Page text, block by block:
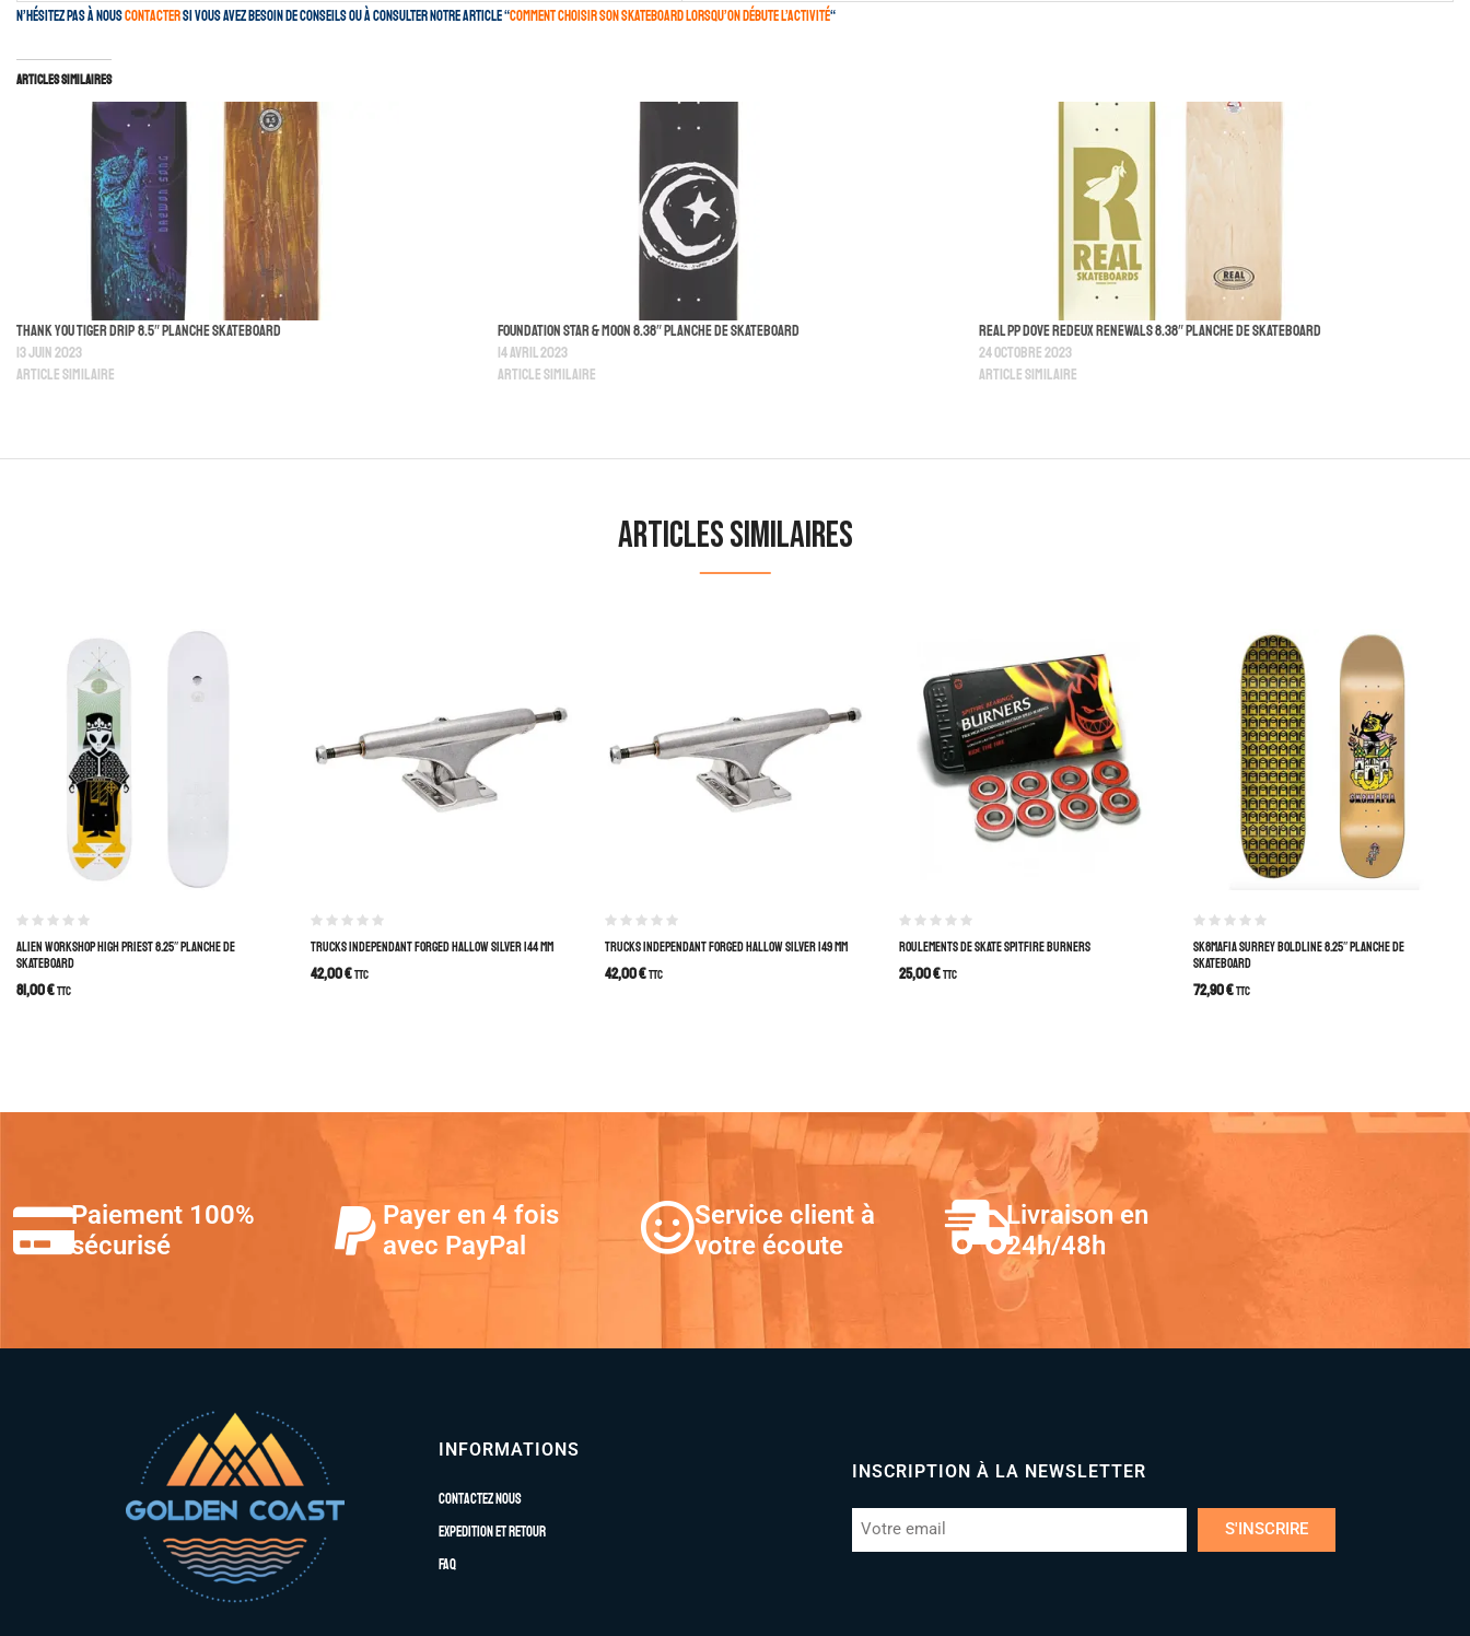
N’hésitez pas à nouscontactersi vous avez besoin de conseils ou à consulter notre article “comment choisir son skateboard lorsqu’on débute l’activité“
Articles similaires
Thank You Tiger Drip 8.5″ Planche Skateboard
13 juin 2023
Article similaire
Foundation Star & Moon 8.38″ Planche De Skateboard
14 avril 2023
Article similaire
Real PP Dove Redeux Renewals 8.38″ Planche De Skateboard
24 octobre 2023
Article similaire
Articles similaires
ALIEN WORKSHOP HIGH PRIEST 8.25″ PLANCHE DE
SKATEBOARD
81,00€TTC
TRUCKS INDEPENDANT FORGED HALLOW SILVER 144 MM
42,00€TTC
TRUCKS INDEPENDANT FORGED HALLOW SILVER 149 MM
42,00€TTC
ROULEMENTS DE SKATE SPITFIRE BURNERS
25,00€TTC
SK8MAFIA SURREY BOLDLINE 8.25″ PLANCHE DE
SKATEBOARD
72,90€TTC
Paiement 100%
sécurisé
Payer en 4 fois
avec PayPal
Service client à
votre écoute
Livraison en
24h/48h
INFORMATIONS
Contactez nous
Expedition et retour
FAQ
INSCRIPTION À LA NEWSLETTER
S'INSCRIRE